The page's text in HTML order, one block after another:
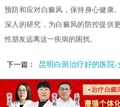
预防和应对白癜风，保持身心健康
深入的研究，为白癜风的防控提供
性朋友远离这一疾病的困扰。
下一篇： 昆明白斑治疗好的医院